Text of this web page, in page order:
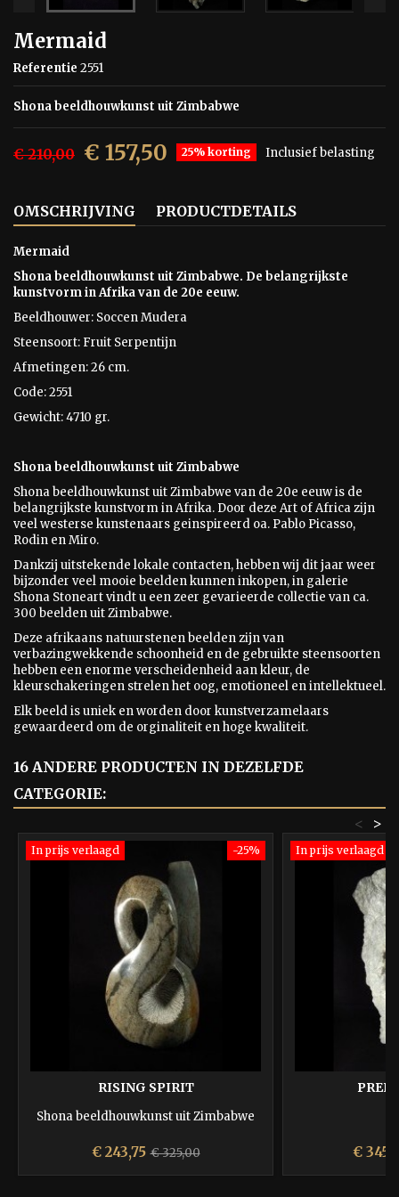
Mermaid
Referentie 2551
Shona beeldhouwkunst uit Zimbabwe
€ 210,00 € 157,50 25% korting Inclusief belasting
OMSCHRIJVING PRODUCTDETAILS
Mermaid
Shona beeldhouwkunst uit Zimbabwe. De belangrijkste
kunstvorm in Afrika van de 20e eeuw.
Beeldhouwer: Soccen Mudera
Steensoort: Fruit Serpentijn
Afmetingen: 26 cm.
Code: 2551
Gewicht: 4710 gr.
Shona beeldhouwkunst uit Zimbabwe
Shona beeldhouwkunst uit Zimbabwe van de 20e eeuw is de
belangrijkste kunstvorm in Afrika. Door deze Art of Africa zijn
veel westerse kunstenaars geinspireerd oa. Pablo Picasso,
Rodin en Miro.
Dankzij uitstekende lokale contacten, hebben wij dit jaar weer
bijzonder veel mooie beelden kunnen inkopen, in galerie
Shona Stoneart vindt u een zeer gevarieerde collectie van ca.
300 beelden uit Zimbabwe.
Deze afrikaans natuurstenen beelden zijn van
verbazingwekkende schoonheid en de gebruikte steensoorten
hebben een enorme verscheidenheid aan kleur, de
kleurschakeringen strelen het oog, emotioneel en intellektueel.
Elk beeld is uniek en worden door kunstverzamelaars
gewaardeerd om de orginaliteit en hoge kwaliteit.
16 ANDERE PRODUCTEN IN DEZELFDE
CATEGORIE:
>
<
-25%
In prijs verlaagd
RISING SPIRIT
Shona beeldhouwkunst uit Zimbabwe
Prijs
€ 243,75 Normale
prijs
€ 325,00
In prijs verlaagd
Prijs
€